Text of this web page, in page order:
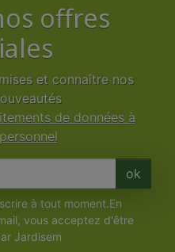
offres
et connaître nos
de données à
ok
à tout moment.En
vous acceptez d'être
Jardisem